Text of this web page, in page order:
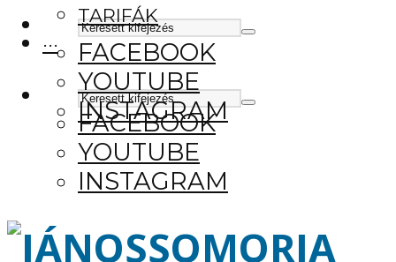
FACEBOOK
YOUTUBE
INSTAGRAM
TARIFÁK
···
FACEBOOK
YOUTUBE
INSTAGRAM